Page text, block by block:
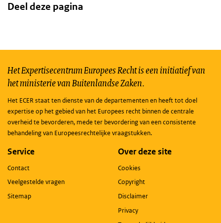
Deel deze pagina
Het Expertisecentrum Europees Recht is een initiatief van
het ministerie van Buitenlandse Zaken.
Het ECER staat ten dienste van de departementen en heeft tot doel
expertise op het gebied van het Europees recht binnen de centrale
overheid te bevorderen, mede ter bevordering van een consistente
behandeling van Europeesrechtelijke vraagstukken.
Service
Contact
Veelgestelde vragen
Sitemap
Over deze site
Cookies
Copyright
Disclaimer
Privacy